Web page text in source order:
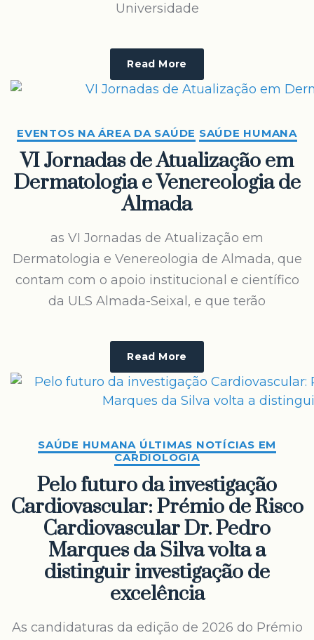
Universidade
Read More
EVENTOS NA ÁREA DA SAÚDE SAÚDE HUMANA
VI Jornadas de Atualização em
Dermatologia e Venereologia de
Almada
as VI Jornadas de Atualização em
Dermatologia e Venereologia de Almada, que
contam com o apoio institucional e científico
da ULS Almada-Seixal, e que terão
Read More
SAÚDE HUMANA ÚLTIMAS NOTÍCIAS EM
CARDIOLOGIA
Pelo futuro da investigação
Cardiovascular: Prémio de Risco
Cardiovascular Dr. Pedro
Marques da Silva volta a
distinguir investigação de
excelência
As candidaturas da edição de 2026 do Prémio